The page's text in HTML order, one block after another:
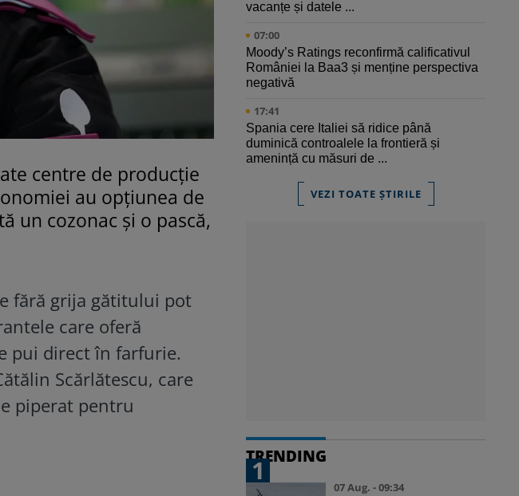
centre de producție
au opțiunea de
un cozonac și o pască,
fără grija gătitului pot
care oferă
pui direct în farfurie.
Scărlătescu, care
piperat pentru
vacanțe și datele ...
07:00
Moody’s Ratings reconfirmă calificativul
României la Baa3 și menține perspectiva
negativă
17:41
Spania cere Italiei să ridice până
duminică controalele la frontieră și
amenință cu măsuri de ...
VEZI TOATE ȘTIRILE
TRENDING
1
07 Aug. - 09:34